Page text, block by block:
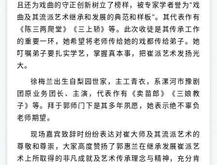
且还为戏曲的守正创新树立了榜样，被专家学者誉为“戏
曲及其流派艺术继承和发展的典范和样板”。其代表作有
《陈三两爬堂》《三上轿》等。此次收徒是其传承工作
的重要一环，她希望将老师传给她的戏都传给弟子。她
叮嘱弟子要扎实学艺，掌握真本事，把崔派艺术发扬光
大。
徐梅兰出生自梨园世家，主工青衣，系漯河市豫剧
团原业务团长、主演，代表作有《卖苗郎》《三娘教
子》等。拜于郭师门下是其多年夙愿，她表示绝不辜负
老师期望。
现场嘉宾致辞时纷纷表达对崔大师及其流派艺术的
尊敬和尊崇，大家高度赞扬了郭惠兰在继承发展崔派艺
术上所取得的非凡成就及艺术传承理念与精神，充分肯